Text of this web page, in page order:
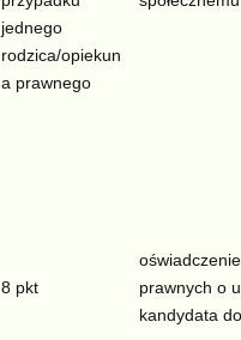
jednego
rodzica/opiekun
a prawnego
8 pkt
prawnych o
kandydata